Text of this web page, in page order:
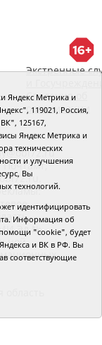
Экстренные
Сведения об
организации
Почтамт,
Эл №
Яндекс Метрика и
119021, Россия,
125167,
Яндекс Метрика и
технических
и улучшения
Вы
технологий.
идентифицировать
Информация об
"cookie", будет
и ВК в РФ. Вы
соответствующие